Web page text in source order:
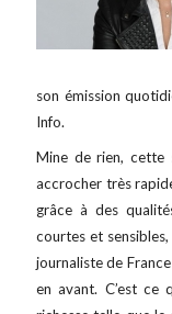
son émission
Info.
Mine de rien, cette
accrocher très
grâce à des
courtes et
journaliste de
en avant. C’est ce